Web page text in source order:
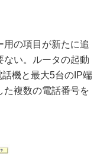
の項目が新たに追
ない。ルータの起動
機と最大5台のIP端
た複数の電話番号を